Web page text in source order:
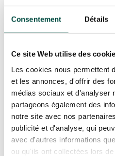
Consentement Détails
Ce site Web utilise des
Les cookies nous permettent
et les annonces, d'offrir des
médias sociaux et d'analyser
partageons également des
notre site avec nos
publicité et d'analyse, qui
avec d'autres informations
ou qu'ils ont collectées lors
autonomes, comment la
l’enseignant peut-elle
assurer les tâches
professeur associé » ?
De plus, la question de
de « téléprésence »
, qui
desserrer la contrainte
des élèves et des
largement été reléguée